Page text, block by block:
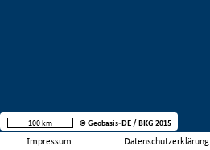
Impressum Datenschutzerklärung
100 km © Geobasis-DE / BKG 2015